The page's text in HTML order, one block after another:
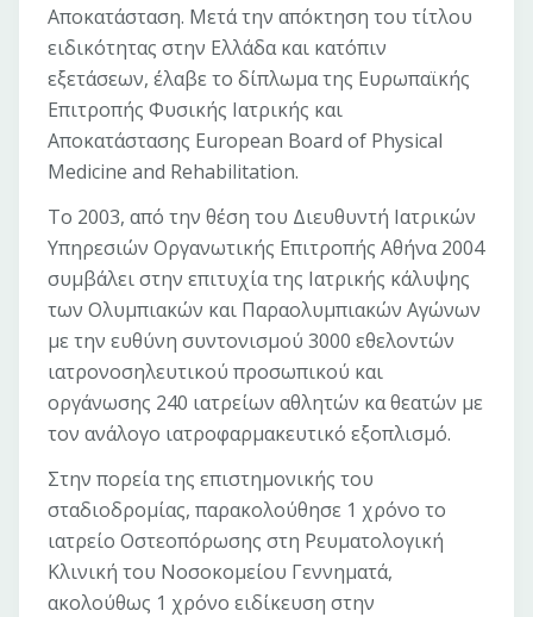
Αποκατάσταση. Μετά την απόκτηση του τίτλου
ειδικότητας στην Ελλάδα και κατόπιν
εξετάσεων, έλαβε το δίπλωμα της Ευρωπαϊκής
Επιτροπής Φυσικής Ιατρικής και
Αποκατάστασης European Board of Physical
Medicine and Rehabilitation.
Το 2003, από την θέση του Διευθυντή Ιατρικών
Υπηρεσιών Οργανωτικής Επιτροπής Αθήνα 2004
συμβάλει στην επιτυχία της Ιατρικής κάλυψης
των Ολυμπιακών και Παραολυμπιακών Αγώνων
με την ευθύνη συντονισμού 3000 εθελοντών
ιατρονοσηλευτικού προσωπικού και
οργάνωσης 240 ιατρείων αθλητών κα θεατών με
τον ανάλογο ιατροφαρμακευτικό εξοπλισμό.
Στην πορεία της επιστημονικής του
σταδιοδρομίας, παρακολούθησε 1 χρόνο το
ιατρείο Οστεοπόρωσης στη Ρευματολογική
Κλινική του Νοσοκομείου Γεννηματά,
ακολούθως 1 χρόνο ειδίκευση στην